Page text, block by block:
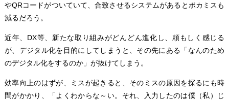
やQRコードがついていて、合致させるシステムがあるとポカミスも
減るだろう。
近年、DX等、新たな取り組みがどんどん進化し、頼もしく感じる
が、デジタル化を目的にしてしまうと、その先にある「なんのため
のデジタル化をするのか」が抜けてしまう。
効率向上のはずが、ミスが起きると、そのミスの原因を探るにも時
間がかかり、「よくわからな～い。それ、入力したのは僕（私）じ